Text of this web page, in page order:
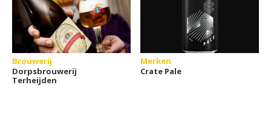
Brouwerij
Dorpsbrouwerij
Terheijden
Merken
Crate Pale